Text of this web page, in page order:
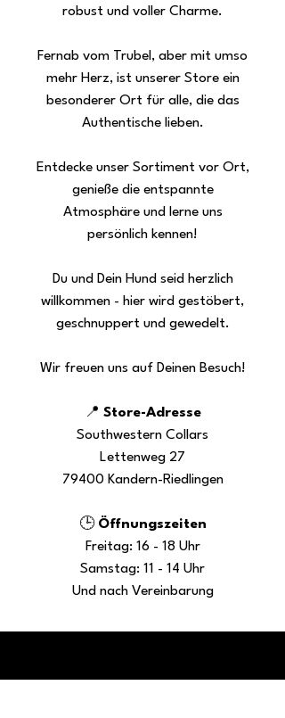
robust und voller Charme.
Fernab vom Trubel, aber mit umso
mehr Herz, ist unserer Store ein
besonderer Ort für alle, die das
Authentische lieben.
Entdecke unser Sortiment vor Ort,
genieße die entspannte
Atmosphäre und lerne uns
persönlich kennen!
Du und Dein Hund seid herzlich
willkommen - hier wird gestöbert,
geschnuppert und gewedelt.
Wir freuen uns auf Deinen Besuch!
📍 Store-Adresse
Southwestern Collars
Lettenweg 27
79400 Kandern-Riedlingen
🕒 Öffnungszeiten
Freitag: 16 - 18 Uhr
Samstag: 11 - 14 Uhr
Und nach Vereinbarung